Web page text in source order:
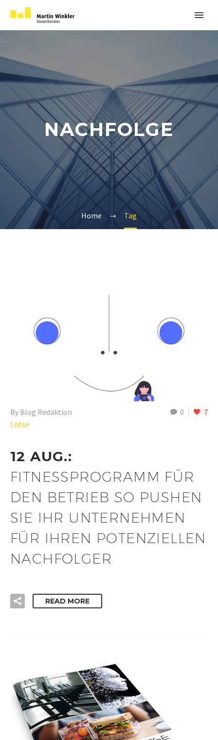
NACHFOLGE
Home Tag
0 7
By Blog Redaktion
Lotse
12 AUG.:
FITNESSPROGRAMM FÜR
DEN BETRIEB SO PUSHEN
SIE IHR UNTERNEHMEN
FÜR IHREN POTENZIELLEN
NACHFOLGER
READ MORE